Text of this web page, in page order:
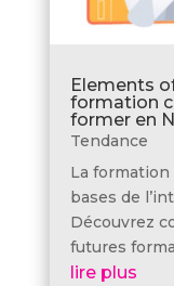
Elements
formation
former en
Tendance
La
bases de
Découvrez
futures
lire plus